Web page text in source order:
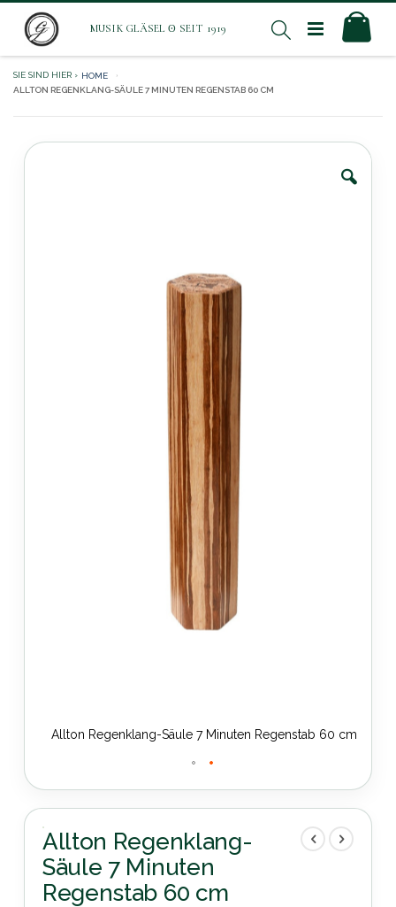
Direkt
zum
Suche
HOME
ALLTON REGENKLANG-SÄULE 7 MINUTEN REGENSTAB 60 CM
Allton Regenklang-Säule 7 Minuten Regenstab 60 cm
Zum
Anfang
der
Bildergalerie
springen
Allton Regenklang-
Säule 7 Minuten
Regenstab 60 cm